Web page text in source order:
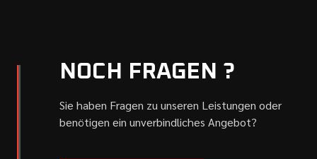
NOCH FRAGEN ?
Sie haben Fragen zu unseren Leistungen oder
benötigen ein unverbindliches Angebot?